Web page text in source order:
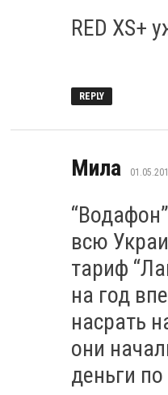
RED XS+
REPLY
Мила
всю
тариф
на год
насрать
они
деньги